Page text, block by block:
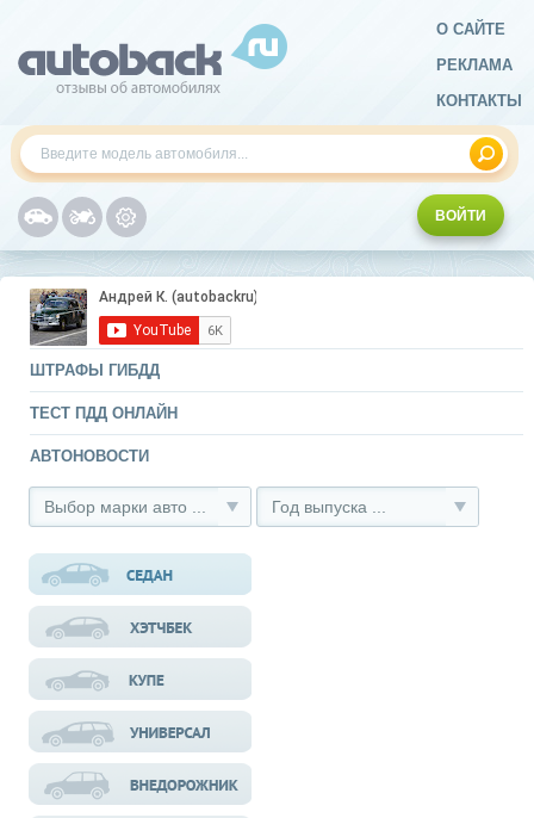
О САЙТЕ
РЕКЛАМА
КОНТАКТЫ
ВОЙТИ
ШТРАФЫ ГИБДД
ТЕСТ ПДД ОНЛАЙН
АВТОНОВОСТИ
Выбор марки авто ... Год выпуска ...